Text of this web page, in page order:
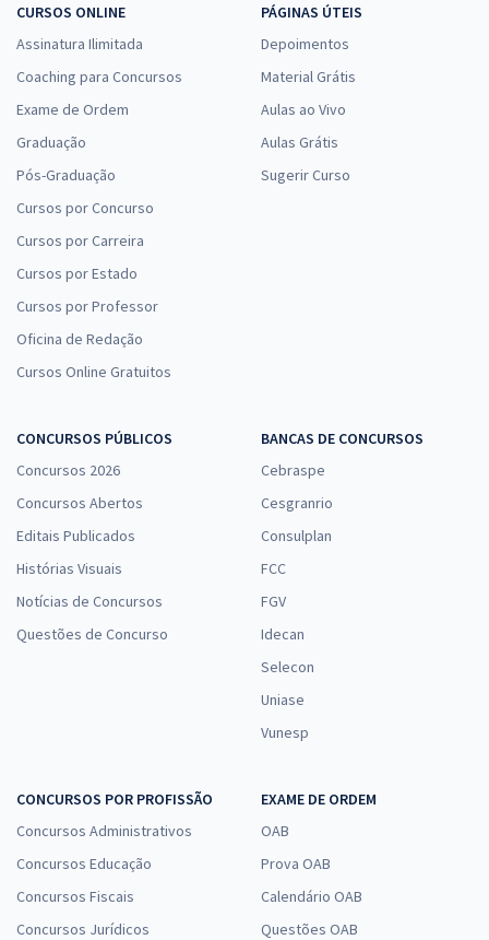
CURSOS ONLINE
Assinatura Ilimitada
Coaching para Concursos
Exame de Ordem
Graduação
Pós-Graduação
Cursos por Concurso
Cursos por Carreira
Cursos por Estado
Cursos por Professor
Oficina de Redação
Cursos Online Gratuitos
PÁGINAS ÚTEIS
Depoimentos
Material Grátis
Aulas ao Vivo
Aulas Grátis
Sugerir Curso
CONCURSOS PÚBLICOS
Concursos 2026
Concursos Abertos
Editais Publicados
Histórias Visuais
Notícias de Concursos
Questões de Concurso
BANCAS DE CONCURSOS
Cebraspe
Cesgranrio
Consulplan
FCC
FGV
Idecan
Selecon
Uniase
Vunesp
CONCURSOS POR PROFISSÃO
Concursos Administrativos
Concursos Educação
Concursos Fiscais
Concursos Jurídicos
EXAME DE ORDEM
OAB
Prova OAB
Calendário OAB
Questões OAB